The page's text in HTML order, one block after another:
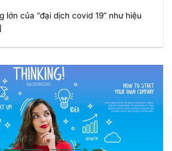
lớn của “đại dịch covid 19” như hiệu